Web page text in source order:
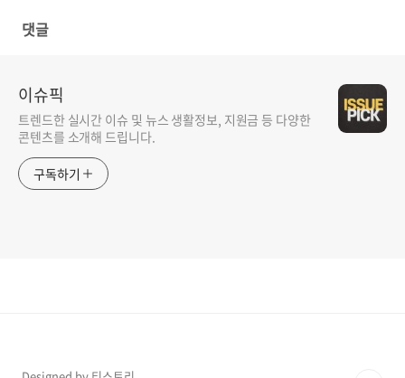
댓글
이슈픽
트렌드한 실시간 이슈 및 뉴스 생활정보, 지원금 등 다양한
콘텐츠를 소개해 드립니다.
구독하기